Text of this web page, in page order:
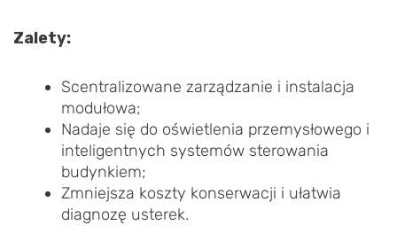
Zalety:
Scentralizowane zarządzanie i instalacja
modułowa;
Nadaje się do oświetlenia przemysłowego i
inteligentnych systemów sterowania
budynkiem;
Zmniejsza koszty konserwacji i ułatwia
diagnozę usterek.